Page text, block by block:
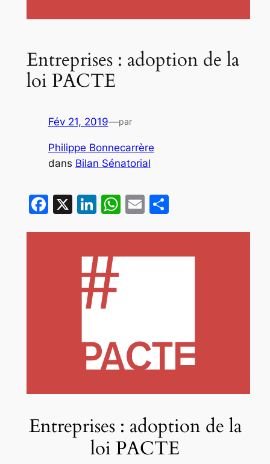
Entreprises : adoption de la
loi PACTE
Fév 21, 2019—par
Philippe Bonnecarrère
dans Bilan Sénatorial
Facebook
X LinkedIn
WhatsApp
EmailPartager
Entreprises : adoption de la
loi PACTE